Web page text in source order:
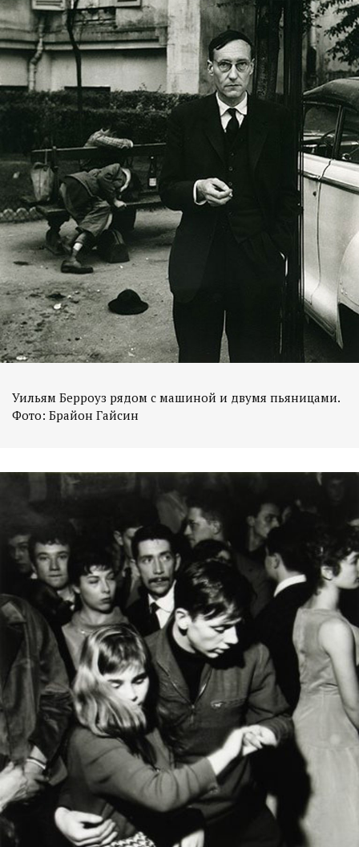
Уильям Берроуз рядом с машиной и двумя пьяницами.
Фото: Брайон Гайсин